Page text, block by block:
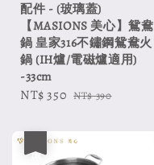
配件 - (玻璃蓋)
【MASIONS 美心】鴛鴦
鍋 皇家316不鏽鋼鴛鴦火
鍋 (IH爐/電磁爐適用)
-33cm
Sale
NT$ 350 Regular
NT$ 390